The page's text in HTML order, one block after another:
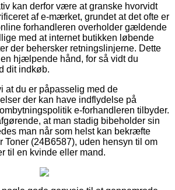
kan derfor være at granske hvorvidt
af e-mærket, grundet at det ofte er
forhandleren overholder gældende
med at internet butikken løbende
der behersker retningslinjerne. Dette
hjælpende hånd, for så vidt du
dit indkøb.
at du er påpasselig med de
der kan have indflydelse på
e-forhandleren tilbyder.
at man stadig bibeholder sin
man når som helst kan bekræfte
Toner (24B6587), uden hensyn til om
til en kvinde eller mand.